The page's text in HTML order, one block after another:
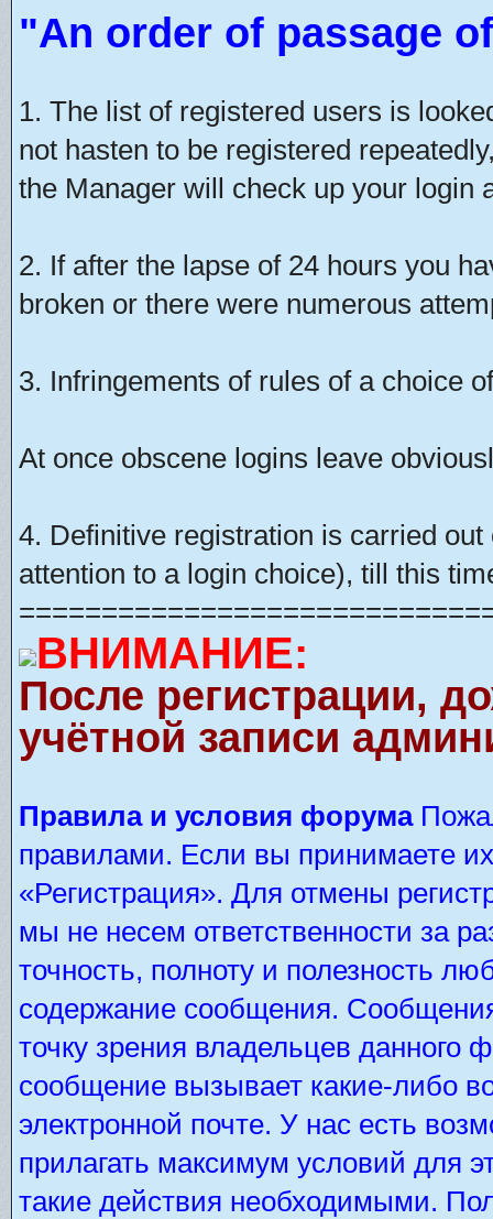
"An order of passage
1. The list of registered users is
not hasten to be registered
the Manager will check up your login
2. If after the lapse of 24 hours you
broken or there were numerous
3. Infringements of rules of a choice
At once obscene logins leave
4. Definitive registration is carried
attention to a login choice), till this
ВНИМАНИЕ:
После регистрации,
учётной записи
Правила и условия форума
правилами. Если вы принимаете
«Регистрация». Для отмены
мы не несем ответственности за
точность, полноту и полезность
содержание сообщения.
точку зрения владельцев
сообщение вызывает какие-либо
электронной почте. У нас есть
прилагать максимум условий для
такие действия необходимыми.